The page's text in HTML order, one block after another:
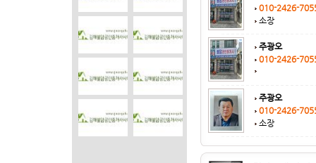
010-2426-
소장
주광오
010-2426-
주광오
010-2426-
소장